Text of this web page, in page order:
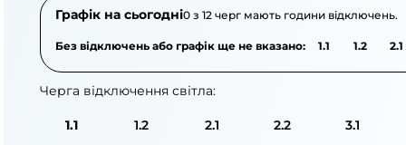
Графік на сьогодні0 з 12 черг мають години відключень.
Без відключень або графік ще не вказано: 1.1 1.2 2.1
Черга відключення світла:
1.1 1.2 2.1 2.2 3.1